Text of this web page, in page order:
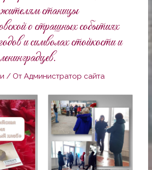
жителям станицы
о страшных событиях
и символах стойкости и
/ ОтАдминистратор сайта